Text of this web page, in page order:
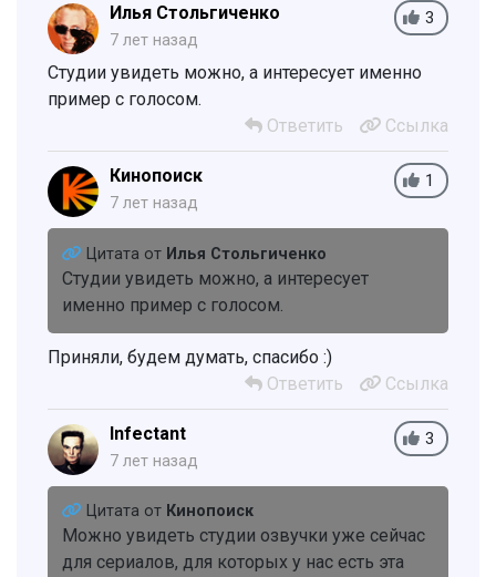
3
Илья Стольгиченко
7 лет назад
Студии увидеть можно, а интересует именно
пример с голосом.
Ответить
Ссылка
1
Кинопоиск
7 лет назад
Цитата от Илья Стольгиченко
Студии увидеть можно, а интересует
именно пример с голосом.
Приняли, будем думать, спасибо :)
Ответить
Ссылка
3
Infectant
7 лет назад
Цитата от Кинопоиск
Можно увидеть студии озвучки уже сейчас
для сериалов, для которых у нас есть эта